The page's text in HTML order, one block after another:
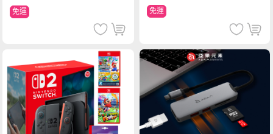
免運 免運